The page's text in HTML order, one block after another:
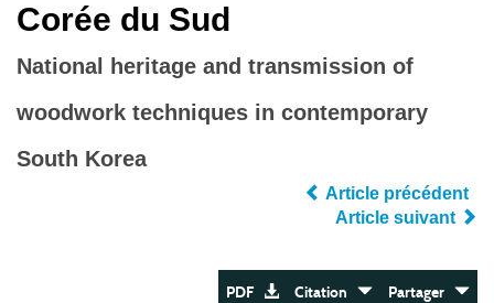
Corée du Sud
National heritage and transmission of
woodwork techniques in contemporary
South Korea
Article précédent
Article suivant
PDF Citation Partager